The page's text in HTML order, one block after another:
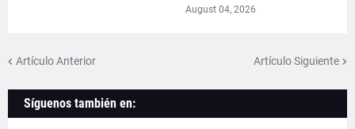
August 04, 2026
Artículo Anterior Artículo Siguiente
Síguenos también en: